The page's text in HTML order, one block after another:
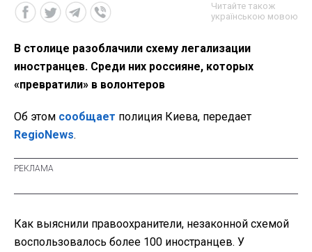
Читайте також
українською мовою
В столице разоблачили схему легализации
иностранцев. Среди них россияне, которых
«превратили» в волонтеров
Об этом сообщает полиция Киева, передает
RegioNews.
Как выяснили правоохранители, незаконной схемой
воспользовалось более 100 иностранцев. У